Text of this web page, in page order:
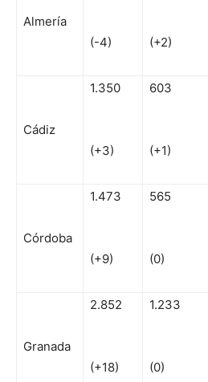
Almería
(-4) (+2)
Cádiz
1.350
(+3)
603
(+1)
Córdoba
1.473
(+9)
565
(0)
Granada
2.852
(+18)
1.233
(0)